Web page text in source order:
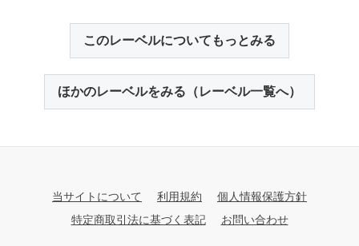
このレーベルについてもっとみる
ほかのレーベルをみる（レーベル一覧へ）
当サイトについて 利用規約
個人情報保護方針
特定商取引法に基づく表記
お問い合わせ